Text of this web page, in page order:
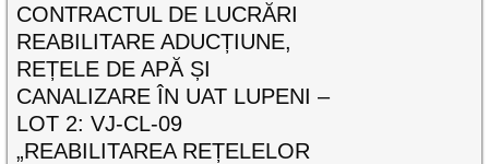
CONTRACTUL DE LUCRĂRI
REABILITARE ADUCȚIUNE,
REȚELE DE APĂ ȘI
CANALIZARE ÎN UAT LUPENI –
LOT 2: VJ-CL-09
„REABILITAREA REȚELELOR